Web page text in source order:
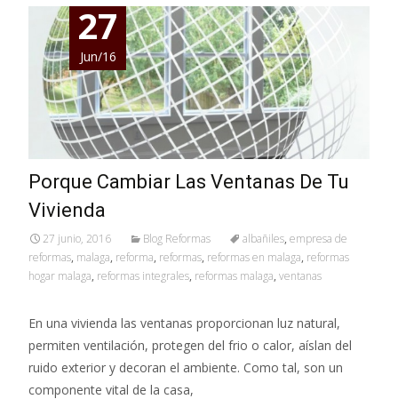
27
Jun/16
Porque Cambiar Las Ventanas De Tu
Vivienda
27 junio, 2016 Blog Reformas albañiles, empresa de
reformas, malaga, reforma, reformas, reformas en malaga, reformas
hogar malaga, reformas integrales, reformas malaga, ventanas
En una vivienda las ventanas proporcionan luz natural,
permiten ventilación, protegen del frio o calor, aíslan del
ruido exterior y decoran el ambiente. Como tal, son un
componente vital de la casa,